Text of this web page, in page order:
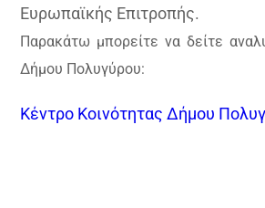
Ευρωπαϊκής Επιτροπής.
Παρακάτω μπορείτε να δείτε
Δήμου Πολυγύρου:
Κέντρο Κοινότητας Δήμου